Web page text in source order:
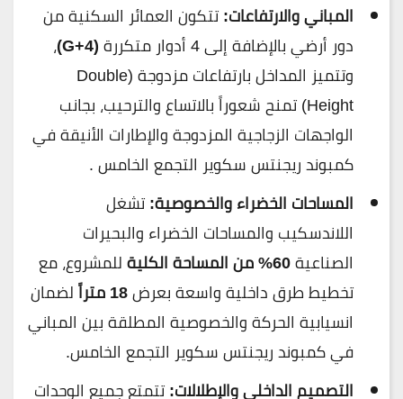
المباني والارتفاعات:تتكون العمائر السكنية من
دور أرضي بالإضافة إلى 4 أدوار متكررة
(G+4)
،
وتتميز المداخل بارتفاعات مزدوجة (Double
Height) تمنح شعوراً بالاتساع والترحيب، بجانب
الواجهات الزجاجية المزدوجة والإطارات الأنيقة في
كمبوند ريجنتس سكوير التجمع الخامس .
المساحات الخضراء والخصوصية:تشغل
اللاندسكيب والمساحات الخضراء والبحيرات
الصناعية60% من المساحة الكلية
للمشروع، مع
تخطيط طرق داخلية واسعة بعرض18 متراً
لضمان
انسيابية الحركة والخصوصية المطلقة بين المباني
في كمبوند ريجنتس سكوير التجمع الخامس.
التصميم الداخلي والإطلالات:تتمتع جميع الوحدات